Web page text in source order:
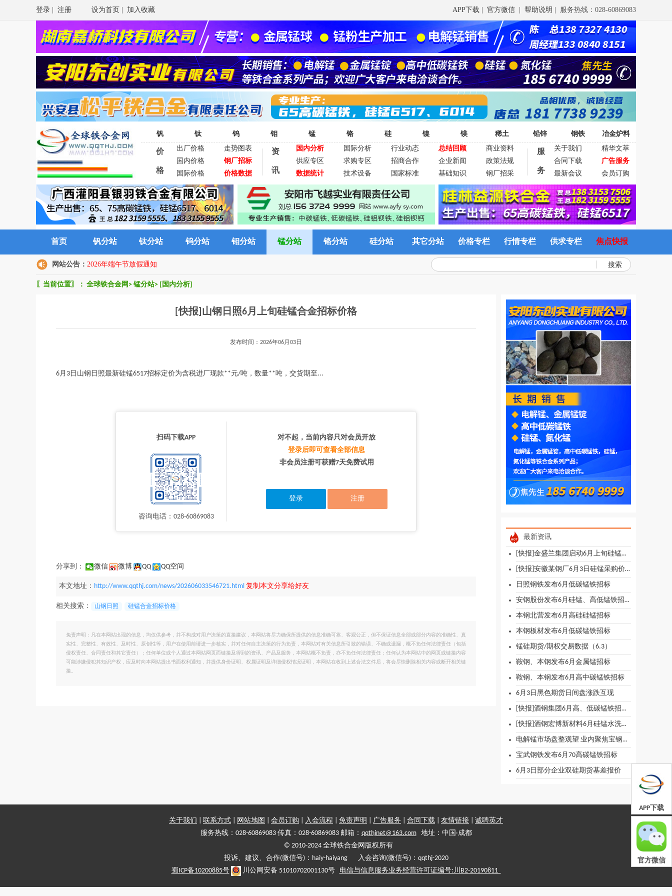
登录 注册 设为首页 加入收藏 APP下载 官方微信 帮助说明 | 服务热线：028-60869083
钒 钛 钨 钼 锰 铬 硅 镍 镁 稀土 铅锌 钢铁 冶金炉料
价
格
出厂价格
走势图表
国内价格
钢厂招标
国际价格
价格数据
资
讯
国内分析 国际分析 行业动态 总结回顾
商业资料
供应专区
求购专区 招商合作 企业新闻
政策法规
数据统计
技术设备 国家标准 基础知识 钢厂招采
服
务
关于我们
精华文萃
合同下载
广告服务
最新会议
会员订购
首页 钒分站 钛分站 钨分站 钼分站 锰分站 铬分站 硅分站 其它分站 价格专栏 行情专栏 供求专栏 焦点快报
网站公告： 2026年端午节放假通知 搜索
〖当前位置〗： 全球铁合金网 > 锰分站> [国内分析]
[快报]山钢日照6月上旬硅锰合金招标价格
发布时间：2026年06月03日
6月3日山钢日照最新硅锰6517招标定价为含税进厂现款**元/吨，数量**吨，交货期至...
扫码下载APP
咨询电话：028-60869083
对不起，当前内容只对会员开放
登录后即可查看全部信息
非会员注册可获赠7天免费试用
登录 注册
分享到： 微信 微博 QQ QQ空间
本文地址： http://www.qqthj.com/news/202606033546721.html 复制本文分享给好友
相关搜索： 山钢日照 硅锰合金招标价格
免责声明：凡在本网站出现的信息，均仅供参考，并不构成对用户决策的直接建议，本网站将尽力确保所提供的信息准确可靠、客观公正，但不保证信息全部或部分内容的准确性、真
实性、完整性、有效性、及时性、原创性等，用户在使用前请进一步核实，并对任何自主决策的行为负责，本网站对有关信息所引致的错误、不确或遗漏，概不负任何法律责任（包括
侵权责任、合同责任和其它责任）；任何单位或个人通过本网站网页而链接及得到的资讯、产品及服务，本网站概不负责，亦不负任何法律责任；任何认为本网站中的网页或链接内容
可能涉嫌侵犯其知识产权，应及时向本网站提出书面权利通知，并提供身份证明、权属证明及详细侵权情况证明，本网站在收到上述合法文件后，将会尽快删除相关内容或断开相关链
接。
最新资讯
[快报]金盛兰集团启动6月上旬硅锰、硅铁招标
[快报]安徽某钢厂6月3日硅锰采购价格
日照钢铁发布6月低碳锰铁招标
安钢股份发布6月硅锰、高低锰铁招标
本钢北营发布6月高硅硅锰招标
本钢板材发布6月低碳锰铁招标
锰硅期货/期权交易数据（6.3）
鞍钢、本钢发布6月金属锰招标
鞍钢、本钢发布6月高中碳锰铁招标
6月3日黑色期货日间盘涨跌互现
[快报]酒钢集团6月高、低碳锰铁招标价格
[快报]酒钢宏博新材料6月硅锰水洗铁招标价格
电解锰市场盘整观望 业内聚焦宝钢招标定价
宝武钢铁发布6月70高碳锰铁招标
6月3日部分企业双硅期货基差报价
关于我们 联系方式 网站地图 会员订购 入会流程 免责声明 广告服务 合同下载 友情链接
诚聘英才
服务热线：028-60869083 传真：028-60869083 邮箱： qqthjnet@163.com地址：中国·成都
© 2010-2024 全球铁合金网版权所有
投诉、建议、合作(微信号)：haiy-haiyang 入会咨询(微信号)：qqthj-2020
蜀ICP备10200885号
川公网安备 51010702001130号 电信与信息服务业务经营许可证编号:川B2-20190811
APP下载
官方微信